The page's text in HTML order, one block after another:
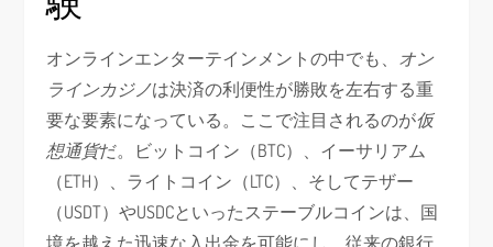
オンラインエンターテインメントの中でも、 オン
ラインカジノは決済の利便性が勝敗を左右する重
要な要素になっている。ここで注目されるのが仮
想通貨だ。ビットコイン（BTC）、イーサリアム
（ETH）、ライトコイン（LTC）、そしてテザー
（USDT）やUSDCといったステーブルコインは、国
境を越えた迅速な入出金を可能にし、従来の銀行